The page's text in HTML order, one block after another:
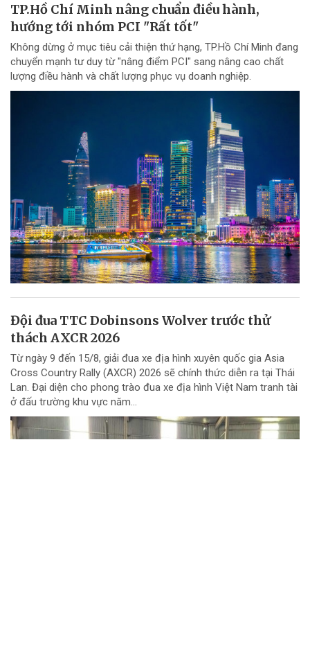
TP.Hồ Chí Minh nâng chuẩn điều hành,
hướng tới nhóm PCI "Rất tốt"
Không dừng ở mục tiêu cải thiện thứ hạng, TP.Hồ Chí Minh đang
chuyển mạnh tư duy từ "nâng điểm PCI" sang nâng cao chất
lượng điều hành và chất lượng phục vụ doanh nghiệp.
Đội đua TTC Dobinsons Wolver trước thử
thách AXCR 2026
Từ ngày 9 đến 15/8, giải đua xe địa hình xuyên quốc gia Asia
Cross Country Rally (AXCR) 2026 sẽ chính thức diễn ra tại Thái
Lan. Đại diện cho phong trào đua xe địa hình Việt Nam tranh tài
ở đấu trường khu vực năm...